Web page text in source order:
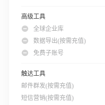
高级工具
全球企业库
数据导出(按需充值)
免费子账号
触达工具
邮件群发(按需充值)
短信营销(按需充值)